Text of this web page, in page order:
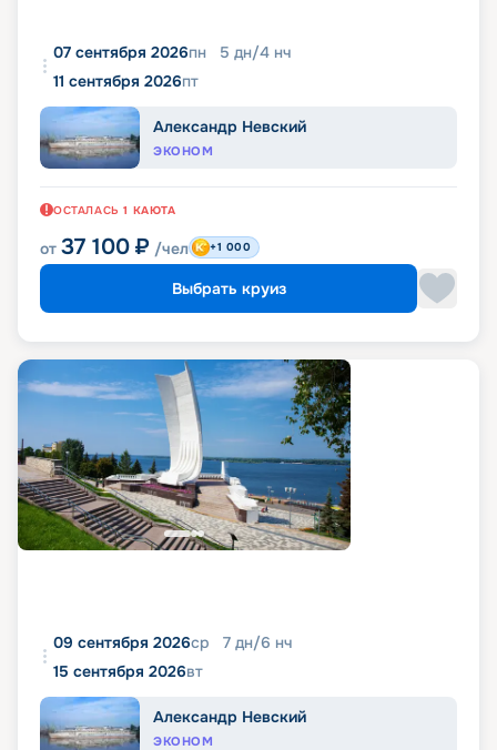
07 сентября 2026пн 5 дн/4 нч
11 сентября 2026пт
Александр Невский
ЭКОНОМ
ОСТАЛАСЬ 1 КАЮТА
от 37 100 ₽ /чел +1 000
Выбрать круиз
09 сентября 2026ср 7 дн/6 нч
15 сентября 2026вт
Александр Невский
ЭКОНОМ